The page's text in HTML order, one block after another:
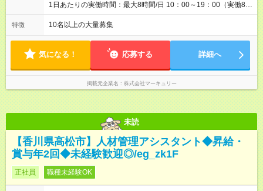
1日あたりの実働時間：最大8時間/日 10：00～19：00（実働8時
間） ※勤務地により異なります。
特徴 10名以上の大量募集
気になる！ 応募する 詳細へ
掲載元企業名 株式会社マーキュリー
未読
【香川県高松市】人材管理アシスタント◆昇給・
賞与年2回◆未経験歓迎◎/eg_zk1F
正社員 職種未経験OK